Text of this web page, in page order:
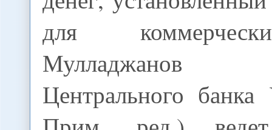
для
Мулладжанов
Центрального банка